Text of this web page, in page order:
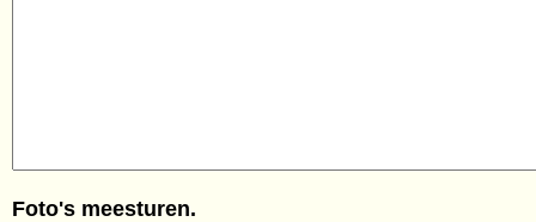
Foto's meesturen.